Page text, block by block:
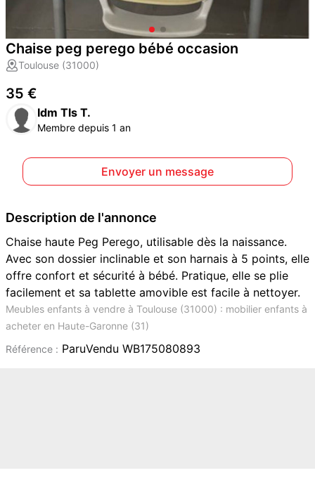
Chaise peg perego bébé occasion
Toulouse (31000)
35 €
Idm Tls T.
Membre depuis 1 an
Envoyer un message
Description de l'annonce
Chaise haute Peg Perego, utilisable dès la naissance.
Avec son dossier inclinable et son harnais à 5 points, elle
offre confort et sécurité à bébé. Pratique, elle se plie
facilement et sa tablette amovible est facile à nettoyer.
Meubles enfants à vendre à Toulouse (31000) : mobilier enfants à
acheter en Haute-Garonne (31)
Référence : ParuVendu WB175080893